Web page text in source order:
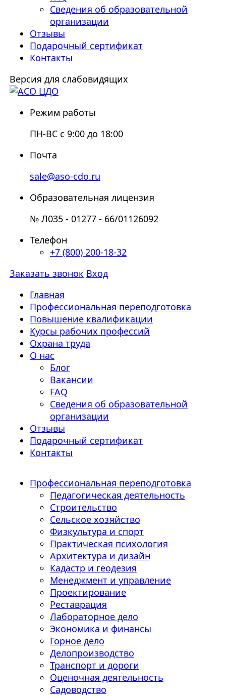
Сведения об образовательной
организации
Отзывы
Подарочный сертификат
Контакты
Версия для слабовидящих
Режим работы
ПН-ВС с 9:00 до 18:00
Почта
sale@aso-cdo.ru
Образовательная лицензия
№ Л035 - 01277 - 66/01126092
Телефон
+7 (800) 200-18-32
Заказать звонок Вход
Главная
Профессиональная переподготовка
Повышение квалификации
Курсы рабочих профессий
Охрана труда
О нас
Блог
Вакансии
FAQ
Сведения об образовательной
организации
Отзывы
Подарочный сертификат
Контакты
Профессиональная переподготовка
Педагогическая деятельность
Строительство
Сельское хозяйство
Физкультура и спорт
Практическая психология
Архитектура и дизайн
Кадастр и геодезия
Менеджмент и управление
Проектирование
Реставрация
Лабораторное дело
Экономика и финансы
Горное дело
Делопроизводство
Транспорт и дороги
Оценочная деятельность
Садоводство